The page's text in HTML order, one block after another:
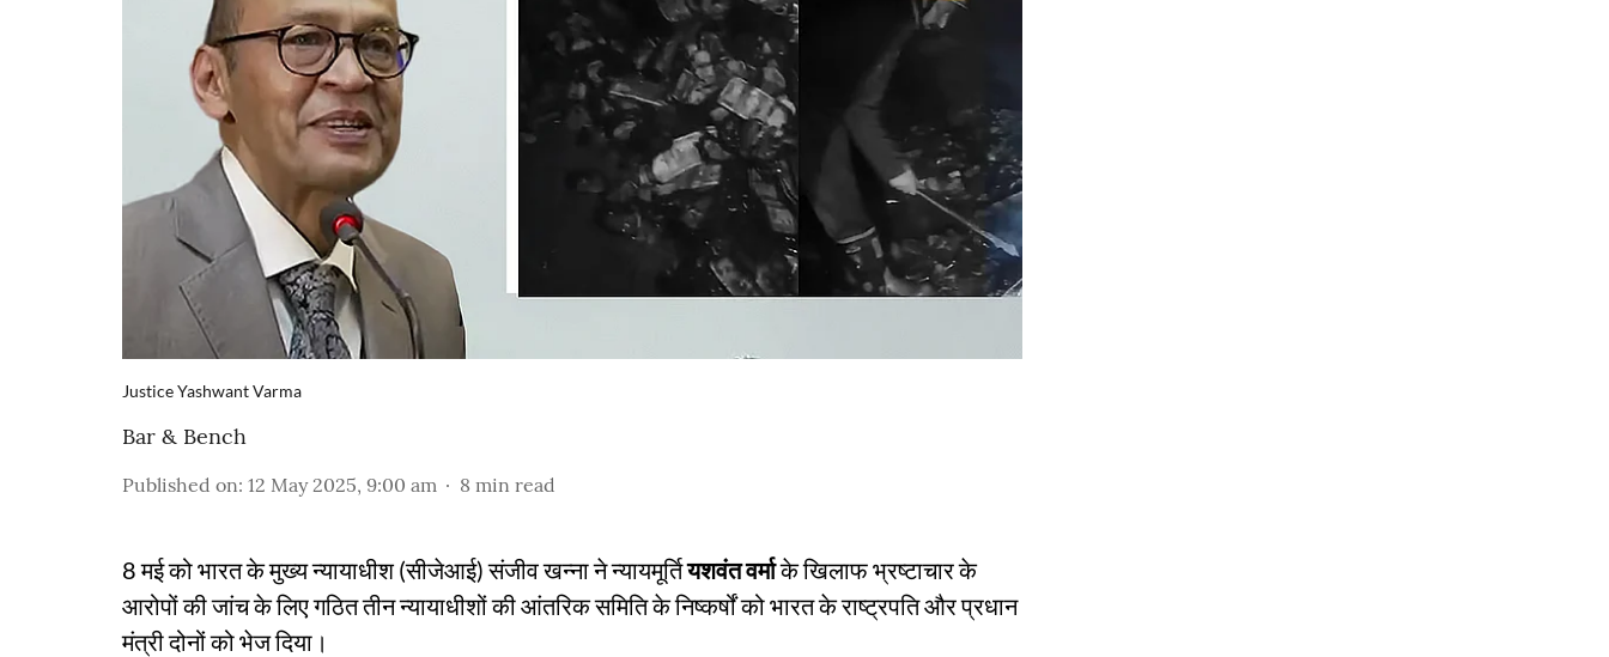
Justice Yashwant Varma
Bar & Bench
Published on: 12 May 2025, 9:00 am 8 min read
8 मई को भारत के मुख्य न्यायाधीश (सीजेआई) संजीव खन्ना ने न्यायमूर्तियशवंत वर्माके खिलाफ भ्रष्टाचार के
आरोपों की जांच के लिए गठित तीन न्यायाधीशों की आंतरिक समिति के निष्कर्षों को भारत के राष्ट्रपति और प्रधान
मंत्री दोनों को भेज दिया।